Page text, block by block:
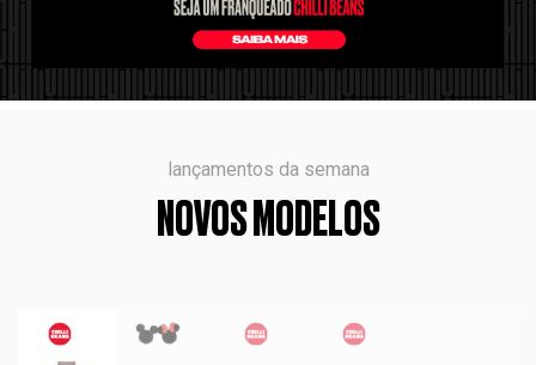
lançamentos da semana
NOVOS MODELOS